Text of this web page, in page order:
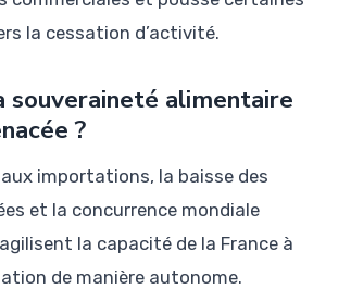
la cessation d’activité.
souveraineté alimentaire
?
importations, la baisse des
et la concurrence mondiale
la capacité de la France à
de manière autonome.